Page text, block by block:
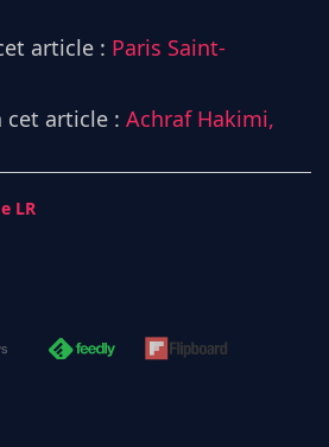
article : Paris Saint-
cet article : Achraf Hakimi,
LR